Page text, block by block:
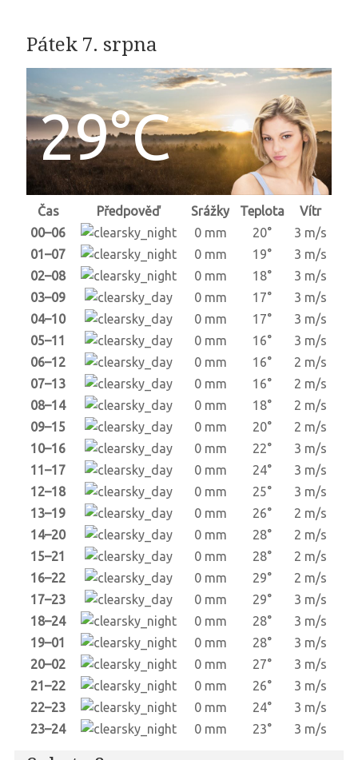
Pátek 7. srpna
29°C
Čas Předpověď Srážky Teplota
Vítr
00–06
0 mm 20°
3 m/s
01–07
0 mm 19°
3 m/s
02–08
0 mm 18°
3 m/s
03–09
0 mm 17°
3 m/s
04–10
0 mm 17°
3 m/s
05–11
0 mm 16°
3 m/s
06–12
0 mm 16°
2 m/s
07–13
0 mm 16°
2 m/s
08–14
0 mm 18°
2 m/s
09–15
0 mm 20°
2 m/s
10–16
0 mm 22°
3 m/s
11–17
0 mm 24°
3 m/s
12–18
0 mm 25°
3 m/s
13–19
0 mm 26°
2 m/s
14–20
0 mm 28°
2 m/s
15–21
0 mm 28°
2 m/s
16–22
0 mm 29°
2 m/s
17–23
0 mm 29°
3 m/s
18–24
0 mm 28°
3 m/s
19–01
0 mm 28°
3 m/s
20–02
0 mm 27°
3 m/s
21–22
0 mm 26°
3 m/s
22–23
0 mm 24°
3 m/s
23–24
0 mm 23° 3 m/s